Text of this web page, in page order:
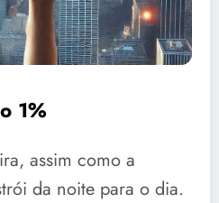
1%
assim como a
da noite para o dia.